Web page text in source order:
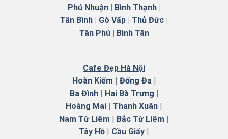
Phú Nhuận| Bình Thạnh|
Tân Bình | Gò Vấp | Thủ Đức |
Tân Phú| Bình Tân
Cafe Đẹp Hà Nội
Hoàn Kiếm
Đống Đa|
Ba Đình| Hai Bà Trưng
Hoàng Mai
Thanh Xuân
Nam Từ Liêm
Bắc Từ Liêm
Tây Hồ
Cầu Giấy